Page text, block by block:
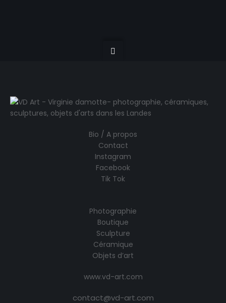
Bio / A propos
Contact
Instagram
Facebook
Tik Tok
Photographie
Boutique
Sculpture
Céramique
Objets d’art
www.vd-art.com
contact@vd-art.com